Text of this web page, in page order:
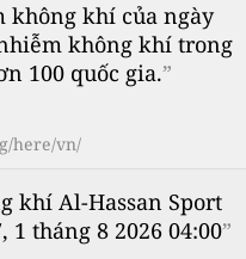
không khí của ngày
không khí trong
100 quốc gia.”
here/vn/
khí Al-Hassan Sport
1 tháng 8 2026 04:00”